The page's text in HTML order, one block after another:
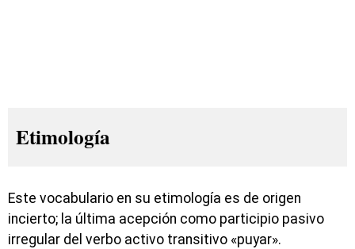
Etimología
Este vocabulario en su etimología es de origen
incierto; la última acepción como participio pasivo
irregular del verbo activo transitivo «puyar».